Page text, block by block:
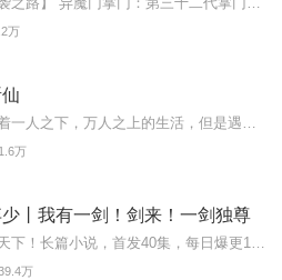
万
万
丨我有一剑！剑来！一剑独尊
万